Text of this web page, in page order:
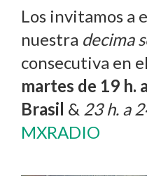
Los invitamos a
nuestra decima
consecutiva en
martes de 19 h.
Brasil & 23 h. a
MXRADIO